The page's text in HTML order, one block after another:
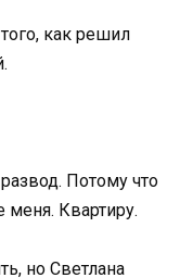
как решил
Потому что
меня. Квартиру.
но Светлана